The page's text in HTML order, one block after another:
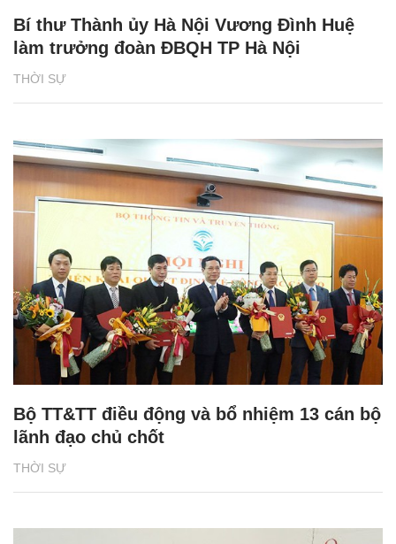
THỜI SỰ
Bí thư Thành ủy Hà Nội Vương Đình Huệ
làm trưởng đoàn ĐBQH TP Hà Nội
THỜI SỰ
Bộ TT&TT điều động và bổ nhiệm 13 cán bộ
lãnh đạo chủ chốt